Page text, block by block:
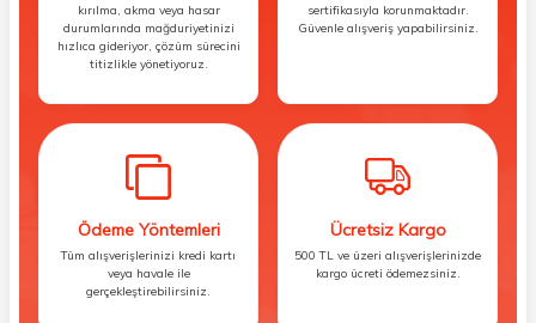
kırılma, akma veya hasar
durumlarında mağduriyetinizi
hızlıca gideriyor, çözüm sürecini
titizlikle yönetiyoruz.
sertifikasıyla korunmaktadır.
Güvenle alışveriş yapabilirsiniz.
Ödeme Yöntemleri
Tüm alışverişlerinizi kredi kartı
veya havale ile
gerçekleştirebilirsiniz.
Ücretsiz Kargo
500 TL ve üzeri alışverişlerinizde
kargo ücreti ödemezsiniz.